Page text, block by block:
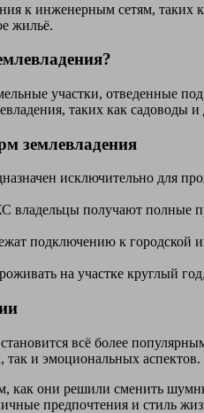
к инженерным сетям, таких
жильё.
участки, отведенные
таких как садоводы
землевладения
исключительно для
получают полные
подключению к городской
на участке круглый
всё более
так и эмоциональных аспектов.
они решили сменить
предпочтения и стиль